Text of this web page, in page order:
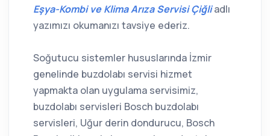
Eşya-Kombi ve Klima Arıza Servisi Çiğliadlı
yazımızı okumanızı tavsiye ederiz.
Soğutucu sistemler hususlarında İzmir
genelinde buzdolabı servisi hizmet
yapmakta olan uygulama servisimiz,
buzdolabı servisleri Bosch buzdolabı
servisleri, Uğur derin dondurucu, Bosch